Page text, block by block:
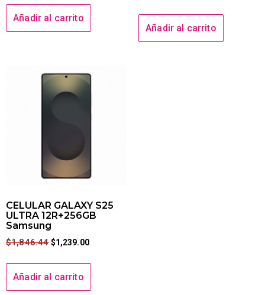
Añadir al carrito
Añadir al carrito
CELULAR GALAXY S25
ULTRA 12R+256GB
Samsung
$1,846.44 $1,239.00
Añadir al carrito